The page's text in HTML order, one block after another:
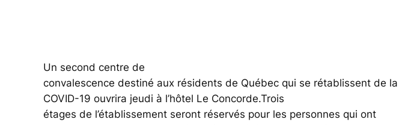
Un second centre de
convalescence destiné aux résidents de Québec qui se rétablissent de la
COVID-19 ouvrira jeudi à l’hôtel Le Concorde.Trois
étages de l’établissement seront réservés pour les personnes qui ont